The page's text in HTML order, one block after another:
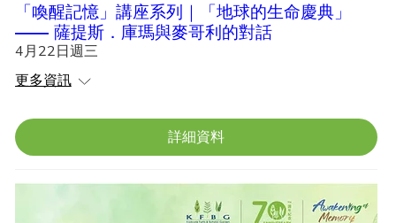
「喚醒記憶」講座系列｜「地球的生命慶典」
—— 薩提斯．庫瑪與麥哥利的對話
4月22日週三
更多資訊
詳細資料